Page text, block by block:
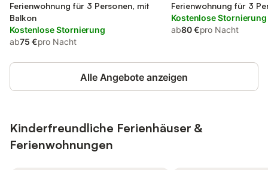
Ferienwohnung für 3 Personen, mit
Balkon
Kostenlose Stornierung
ab75 €pro Nacht
Ferienwohnung für 3
Kostenlose Stornierung
ab80 €pro Nacht
Alle Angebote anzeigen
Kinderfreundliche Ferienhäuser &
Ferienwohnungen